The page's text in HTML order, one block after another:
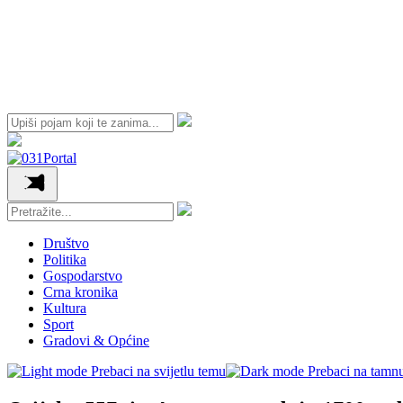
Društvo
Politika
Gospodarstvo
Crna kronika
Kultura
Sport
Gradovi & Općine
Prebaci na svijetlu temu
Prebaci na